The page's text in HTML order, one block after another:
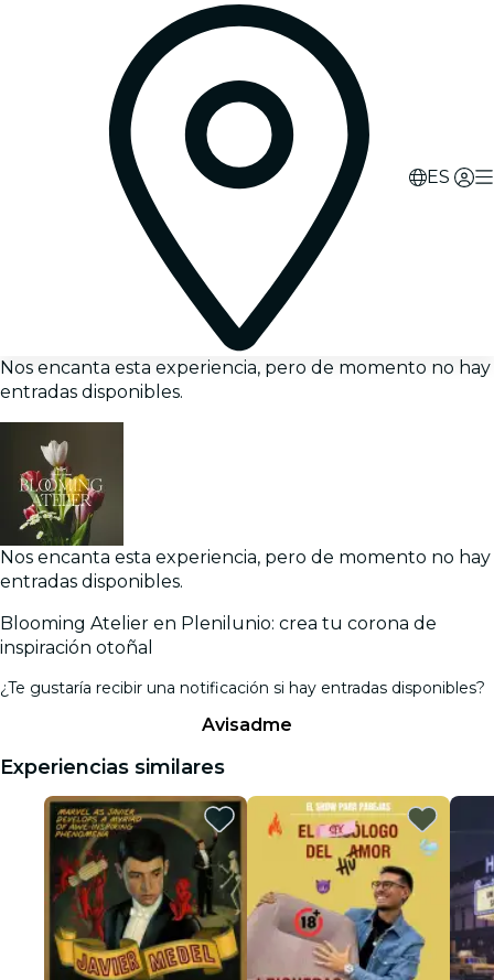
ES
Nos encanta esta experiencia, pero de momento no hay
entradas disponibles.
Nos encanta esta experiencia, pero de momento no hay
entradas disponibles.
Blooming Atelier en Plenilunio: crea tu corona de
inspiración otoñal
¿Te gustaría recibir una notificación si hay entradas disponibles?
Avisadme
Experiencias similares